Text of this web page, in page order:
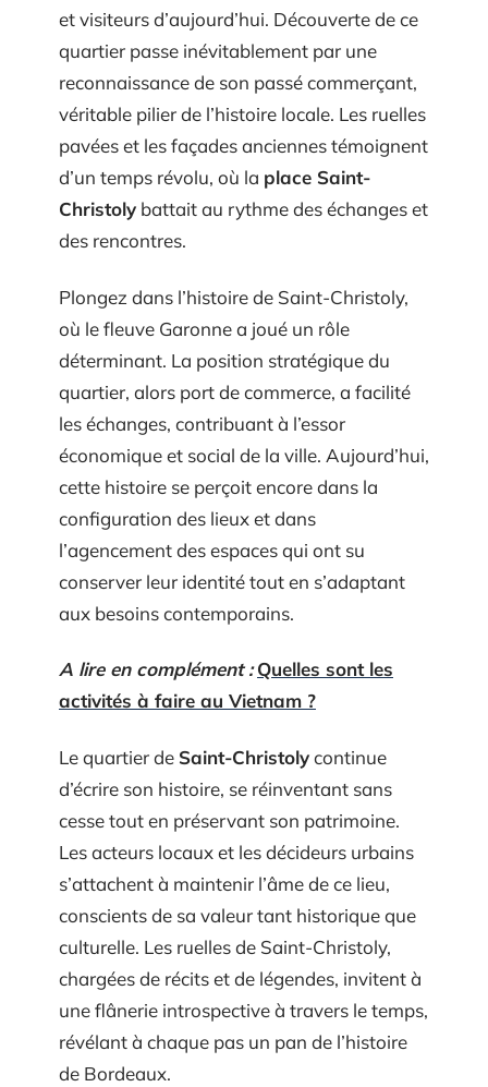
et visiteurs d’aujourd’hui. Découverte de ce
quartier passe inévitablement par une
reconnaissance de son passé commerçant,
véritable pilier de l’histoire locale. Les ruelles
pavées et les façades anciennes témoignent
d’un temps révolu, où la place Saint-
Christoly battait au rythme des échanges et
des rencontres.
Plongez dans l’histoire de Saint-Christoly,
où le fleuve Garonne a joué un rôle
déterminant. La position stratégique du
quartier, alors port de commerce, a facilité
les échanges, contribuant à l’essor
économique et social de la ville. Aujourd’hui,
cette histoire se perçoit encore dans la
configuration des lieux et dans
l’agencement des espaces qui ont su
conserver leur identité tout en s’adaptant
aux besoins contemporains.
A lire en complément : Quelles sont les
activités à faire au Vietnam ?
Le quartier de Saint-Christolycontinue
d’écrire son histoire, se réinventant sans
cesse tout en préservant son patrimoine.
Les acteurs locaux et les décideurs urbains
s’attachent à maintenir l’âme de ce lieu,
conscients de sa valeur tant historique que
culturelle. Les ruelles de Saint-Christoly,
chargées de récits et de légendes, invitent à
une flânerie introspective à travers le temps,
révélant à chaque pas un pan de l’histoire
de Bordeaux.